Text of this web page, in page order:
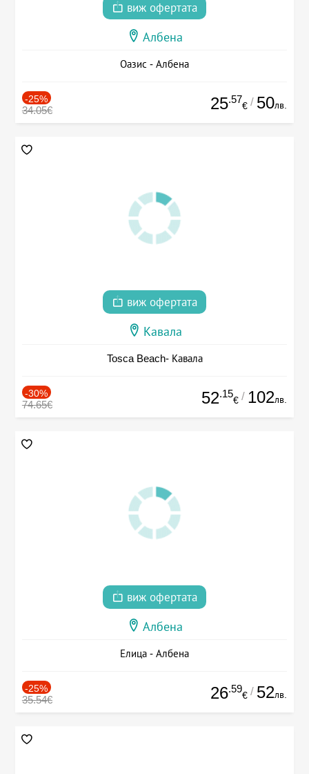
виж офертата
Албена
Оазис - Албена
-25%
34.05€ 25.57
€ / 50лв.
виж офертата
Кавала
Tosca Beach- Кавала
-30%
74.65€ 52.15
€ / 102лв.
виж офертата
Албена
Елица - Албена
-25%
35.54€ 26.59
€ / 52лв.